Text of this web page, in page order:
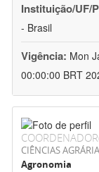
Instituição/UF/
- Brasil
Vigência: Mon
00:00:00 BRT
CIÊNCIAS
Agronomia